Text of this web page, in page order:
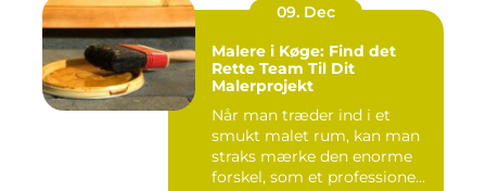
09. Dec
Malere i Køge: Find det
Rette Team Til Dit
Malerprojekt
Når man træder ind i et
smukt malet rum, kan man
straks mærke den enorme
forskel, som et professione...